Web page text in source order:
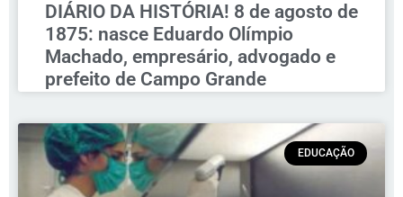
DIÁRIO DA HISTÓRIA! 8 de agosto de
1875: nasce Eduardo Olímpio
Machado, empresário, advogado e
prefeito de Campo Grande
EDUCAÇÃO